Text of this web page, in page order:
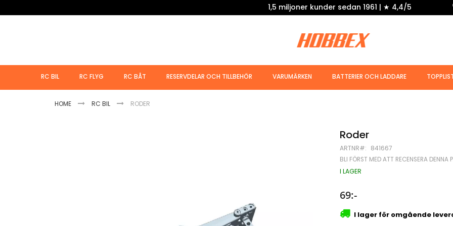
1,5 miljoner kunder sedan 1961 | ★ 4,4/5
RC BIL RC FLYG RC BÅT RESERVDELAR OCH TILLBEHÖR VARUMÄRKEN BATTERIER OCH LADDARE
HOME RC BIL RODER
Roder
ARTNR 841667
BLI FÖRST MED ATT RECENSERA DENNA
I LAGER
69:-
I lager för omgående